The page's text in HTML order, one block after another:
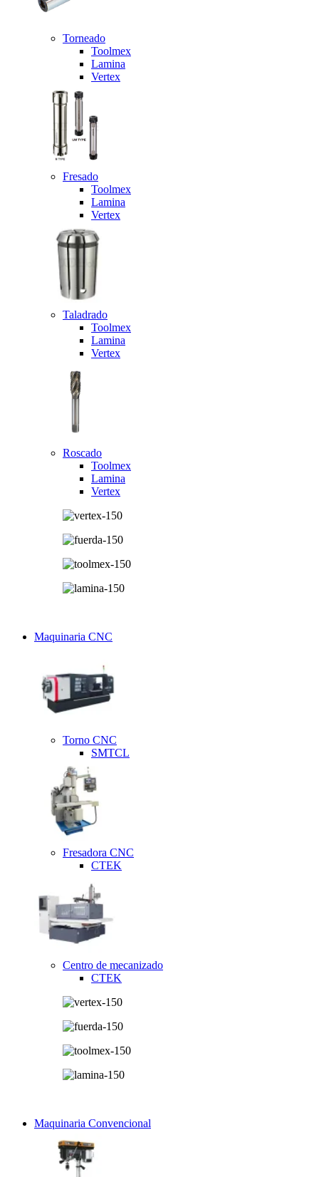
Torneado
Toolmex
Lamina
Vertex
Fresado
Toolmex
Lamina
Vertex
Taladrado
Toolmex
Lamina
Vertex
Roscado
Toolmex
Lamina
Vertex
Maquinaria CNC
Torno CNC
SMTCL
Fresadora CNC
CTEK
Centro de mecanizado
CTEK
Maquinaria Convencional